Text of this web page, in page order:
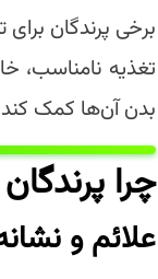
برخی پرندگان
تغذیه
بدن آن‌ها کمک
چرا
علائم و